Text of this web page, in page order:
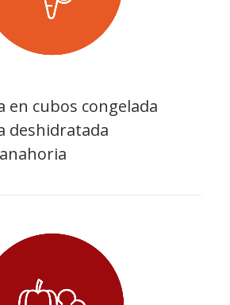
en cubos congelada
deshidratada